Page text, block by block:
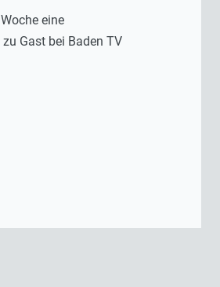
eine
Gast bei Baden TV